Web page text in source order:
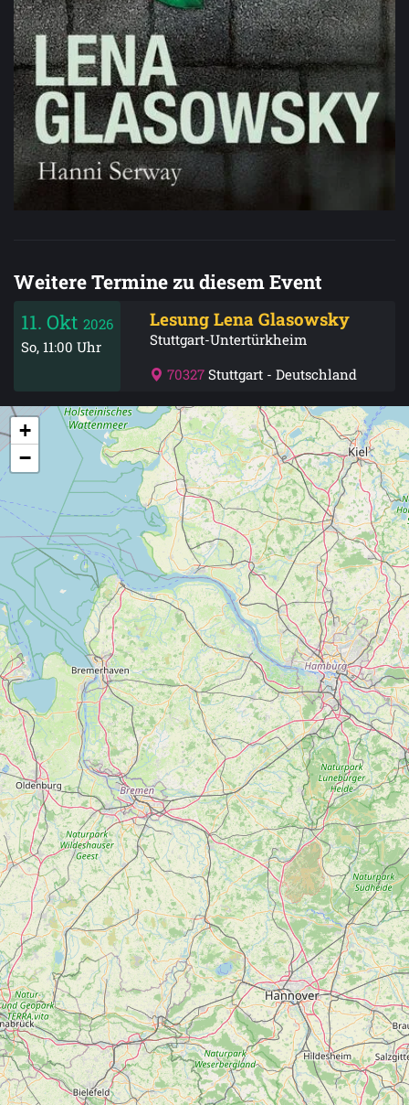
Weitere Termine zu diesem Event
11. Okt 2026
So, 11:00 Uhr
Lesung Lena Glasowsky
Stuttgart-Untertürkheim
70327 Stuttgart - Deutschland
+
−